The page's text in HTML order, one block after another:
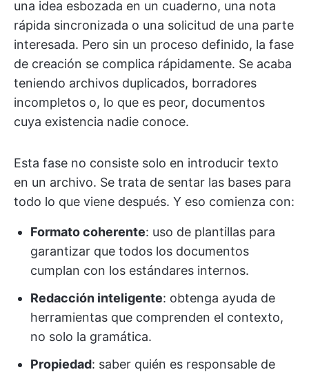
una idea esbozada en un cuaderno, una nota
rápida sincronizada o una solicitud de una parte
interesada. Pero sin un proceso definido, la fase
de creación se complica rápidamente. Se acaba
teniendo archivos duplicados, borradores
incompletos o, lo que es peor, documentos
cuya existencia nadie conoce.
Esta fase no consiste solo en introducir texto
en un archivo. Se trata de sentar las bases para
todo lo que viene después. Y eso comienza con:
Formato coherente: uso de plantillas para
garantizar que todos los documentos
cumplan con los estándares internos.
Redacción inteligente: obtenga ayuda de
herramientas que comprenden el contexto,
no solo la gramática.
Propiedad: saber quién es responsable de